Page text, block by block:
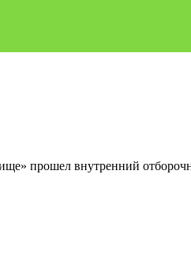
прошел внутренний